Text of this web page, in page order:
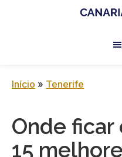
Lovers:
Gran
Canaria
e
Início » Tenerife
Onde ficar
15